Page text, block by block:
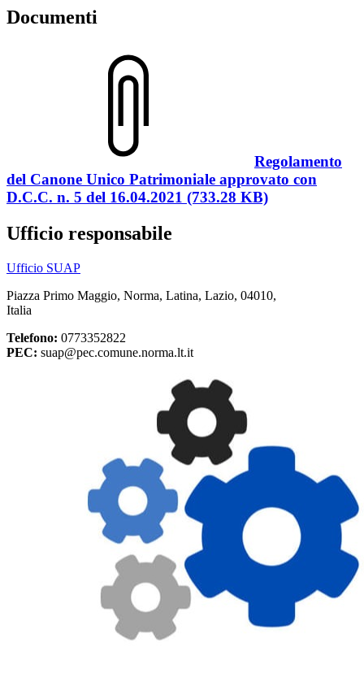
Documenti
Regolamento
del Canone Unico Patrimoniale approvato con
D.C.C. n. 5 del 16.04.2021 (733.28 KB)
Ufficio responsabile
Ufficio SUAP
Piazza Primo Maggio, Norma, Latina, Lazio, 04010,
Italia
Telefono: 0773352822
PEC: suap@pec.comune.norma.lt.it